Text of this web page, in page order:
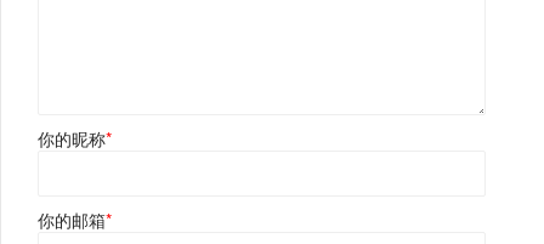
你的昵称*
你的邮箱*